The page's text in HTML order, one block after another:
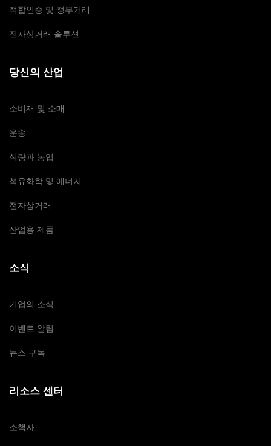
적합인증 및 정부거래
전자상거래 솔루션
당신의 산업
소비재 및 소매
운송
식량과 농업
석유화학 및 에너지
전자상거래
산업용 제품
소식
기업의 소식
이벤트 알림
뉴스 구독
리소스 센터
소책자